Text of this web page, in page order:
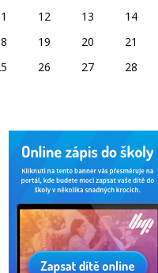
12 13 14
19 20 21
26 27 28